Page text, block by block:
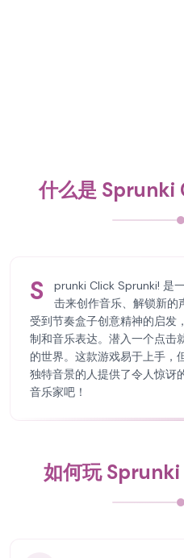
什么是
S
prunki Click Sprunki! 是
击来创作音乐、解锁新的
受到节奏盒子创意精神的启发
制和音乐表达。潜入一个点击
的世界。这款游戏易于上手，
独特音景的人提供了令人惊讶
音乐家吧！
如何玩